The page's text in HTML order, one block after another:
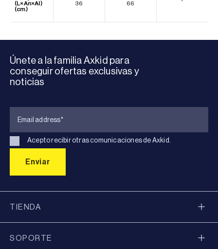
(L×An×Al)
(cm)
36
66
Únete a la familia Axkid para
conseguir ofertas exclusivas y
noticias
Acepto recibir otras comunicaciones de Axkid.
TIENDA
SOPORTE